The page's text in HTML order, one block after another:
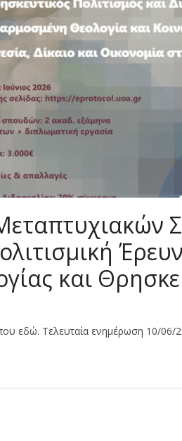
και
εδώ. Τελευταία ενημέρωση 10/06/